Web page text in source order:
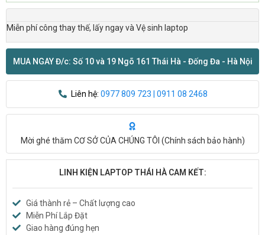
Miễn phí công thay thế, lấy ngay và Vệ sinh laptop
MUA NGAY Đ/c: Số 10 và 19 Ngõ 161 Thái Hà - Đống Đa - Hà Nội
Liên hệ: 0977 809 723 | 0911 08 2468
Mời ghé thăm CƠ SỞ CỦA CHÚNG TÔI (Chính sách bảo hành)
LINH KIỆN LAPTOP THÁI HÀ CAM KẾT:
Giá thành rẻ – Chất lượng cao
Miễn Phí Lắp Đặt
Giao hàng đúng hẹn